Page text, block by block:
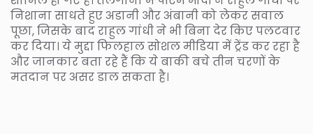
निशाना साधते हुए अडानी और अंबानी को लेकर सवाल
पूछा, जिसके बाद राहुल गांधी ने भी बिना देर किए पलटवार
कर दिया। ये मुद्दा फिलहाल सोशल मीडिया में ट्रेंड कर रहा है
और जानकार बता रहे हैं कि ये बाकी बचे तीन चरणों के
मतदान पर असर डाल सकता है।